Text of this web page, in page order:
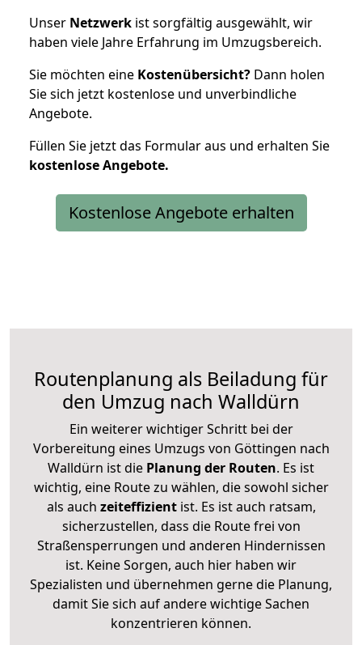
Unser Netzwerk ist sorgfältig ausgewählt, wir
haben viele Jahre Erfahrung im Umzugsbereich.
Sie möchten eine Kostenübersicht? Dann holen
Sie sich jetzt kostenlose und unverbindliche
Angebote.
Füllen Sie jetzt das Formular aus und erhalten Sie
kostenloseAngebote.
Kostenlose Angebote erhalten
Routenplanung als Beiladung für
den Umzug nach Walldürn
Ein weiterer wichtiger Schritt bei der
Vorbereitung eines Umzugs von Göttingen nach
Walldürn ist die Planung der Routen. Es ist
wichtig, eine Route zu wählen, die sowohl sicher
als auch zeiteffizientist. Es ist auch ratsam,
sicherzustellen, dass die Route frei von
Straßensperrungen und anderen Hindernissen
ist. Keine Sorgen, auch hier haben wir
Spezialisten und übernehmen gerne die Planung,
damit Sie sich auf andere wichtige Sachen
konzentrieren können.